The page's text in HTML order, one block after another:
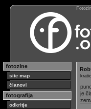
fotozine
site map
članovi
fotografija
odkritje
je